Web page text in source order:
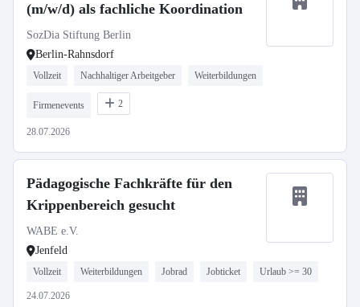
(m/w/d) als fachliche Koordination
SozDia Stiftung Berlin
Berlin-Rahnsdorf
Vollzeit Nachhaltiger Arbeitgeber Weiterbildungen
Firmenevents 2
28.07.2026
Pädagogische Fachkräfte für den
Krippenbereich gesucht
WABE e.V.
Jenfeld
Vollzeit Weiterbildungen Jobrad Jobticket Urlaub >= 30
24.07.2026